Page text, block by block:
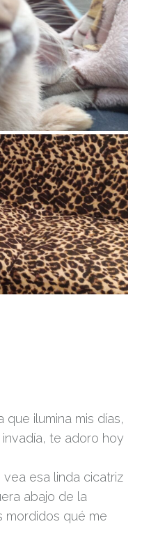
ilumina mis días,
te adoro hoy
esa linda cicatriz
abajo de la
mordidos qué me